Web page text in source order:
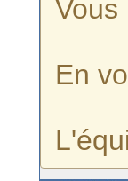
En